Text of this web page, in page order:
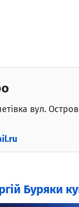
вул.
Буряки